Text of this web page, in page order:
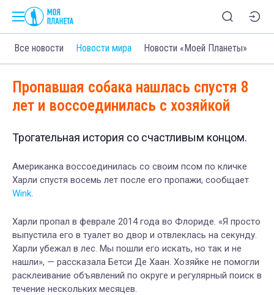
Все новости Новости мира Новости «Моей Планеты»
Пропавшая собака нашлась спустя 8
лет и воссоединилась с хозяйкой
Трогательная история со счастливым концом.
Американка воссоединилась со своим псом по кличке
Харли спустя восемь лет после его пропажи, сообщает
Wink.
Харли пропал в феврале 2014 года во Флориде. «Я просто
выпустила его в туалет во двор и отвлеклась на секунду.
Харли убежал в лес. Мы пошли его искать, но так и не
нашли», — рассказала Бетси Де Хаан. Хозяйке не помогли
расклеивание объявлений по округе и регулярный поиск в
течение нескольких месяцев.